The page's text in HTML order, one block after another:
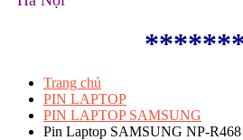
Trang chủ
PIN LAPTOP
PIN LAPTOP SAMSUNG
Pin Laptop SAMSUNG NP-R468